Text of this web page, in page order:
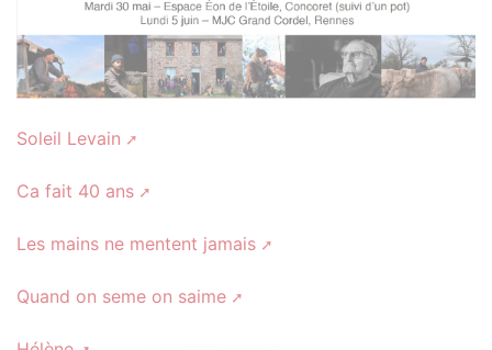
Soleil Levain
Ca fait 40 ans
Les mains ne mentent jamais
Quand on seme on saime